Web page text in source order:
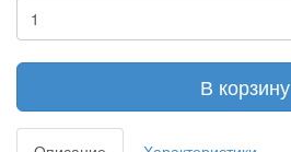
В корзину